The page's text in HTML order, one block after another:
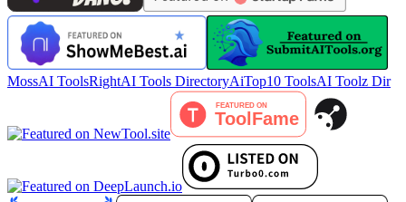
MossAI ToolsRightAI Tools DirectoryAiTop10 ToolsAI Toolz Dir